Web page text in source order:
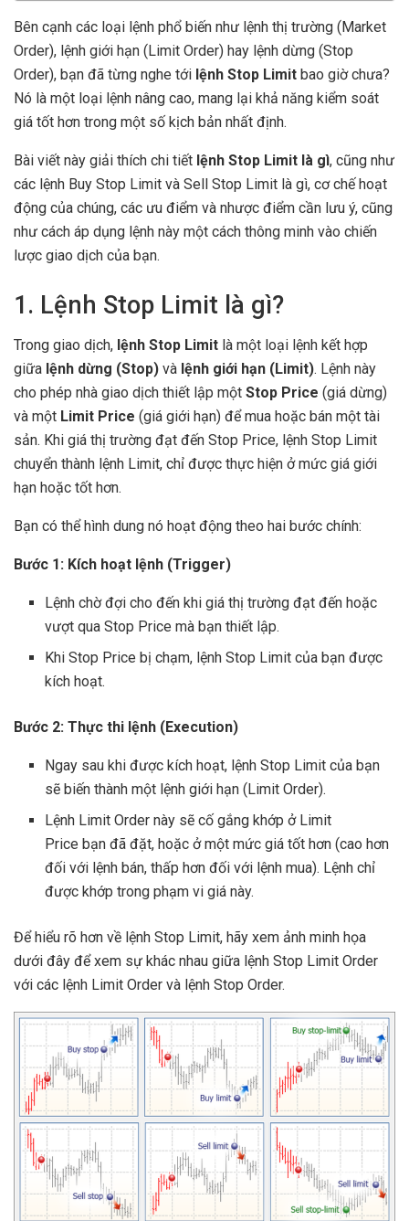
Bên cạnh các loại lệnh phổ biến như lệnh thị trường (Market
Order), lệnh giới hạn (Limit Order) hay lệnh dừng (Stop
Order), bạn đã từng nghe tới lệnh Stop Limit bao giờ chưa?
Nó là một loại lệnh nâng cao, mang lại khả năng kiểm soát
giá tốt hơn trong một số kịch bản nhất định.
Bài viết này giải thích chi tiết lệnh Stop Limit là gì, cũng như
các lệnh Buy Stop Limit và Sell Stop Limit là gì, cơ chế hoạt
động của chúng, các ưu điểm và nhược điểm cần lưu ý, cũng
như cách áp dụng lệnh này một cách thông minh vào chiến
lược giao dịch của bạn.
1. Lệnh Stop Limit là gì?
Trong giao dịch, lệnh Stop Limit là một loại lệnh kết hợp
giữa lệnh dừng (Stop) và lệnh giới hạn (Limit). Lệnh này
cho phép nhà giao dịch thiết lập một Stop Price (giá dừng)
và một Limit Price (giá giới hạn) để mua hoặc bán một tài
sản. Khi giá thị trường đạt đến Stop Price, lệnh Stop Limit
chuyển thành lệnh Limit, chỉ được thực hiện ở mức giá giới
hạn hoặc tốt hơn.
Bạn có thể hình dung nó hoạt động theo hai bước chính:
Bước 1: Kích hoạt lệnh (Trigger)
Lệnh chờ đợi cho đến khi giá thị trường đạt đến hoặc
vượt qua Stop Price mà bạn thiết lập.
Khi Stop Price bị chạm, lệnh Stop Limit của bạn được
kích hoạt.
Bước 2: Thực thi lệnh (Execution)
Ngay sau khi được kích hoạt, lệnh Stop Limit của bạn
sẽ biến thành một lệnh giới hạn (Limit Order).
Lệnh Limit Order này sẽ cố gắng khớp ở Limit
Price bạn đã đặt, hoặc ở một mức giá tốt hơn (cao hơn
đối với lệnh bán, thấp hơn đối với lệnh mua). Lệnh chỉ
được khớp trong phạm vi giá này.
Để hiểu rõ hơn về lệnh Stop Limit, hãy xem ảnh minh họa
dưới đây để xem sự khác nhau giữa lệnh Stop Limit Order
với các lệnh Limit Order và lệnh Stop Order.